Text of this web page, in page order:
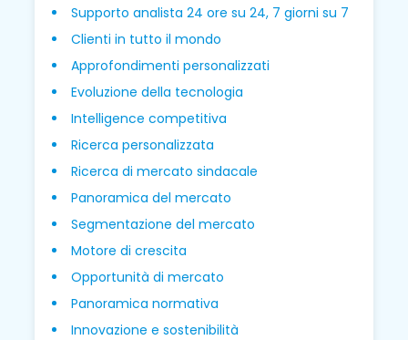
Supporto analista 24 ore su 24, 7 giorni su 7
Clienti in tutto il mondo
Approfondimenti personalizzati
Evoluzione della tecnologia
Intelligence competitiva
Ricerca personalizzata
Ricerca di mercato sindacale
Panoramica del mercato
Segmentazione del mercato
Motore di crescita
Opportunità di mercato
Panoramica normativa
Innovazione e sostenibilità